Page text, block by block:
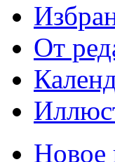
От
Новое